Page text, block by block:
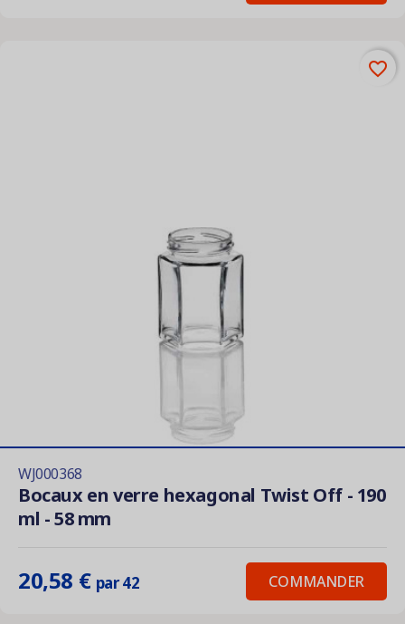
WJ000368
Bocaux en verre hexagonal Twist Off - 190
ml - 58 mm
20,58 € par 42 COMMANDER
favorite_border